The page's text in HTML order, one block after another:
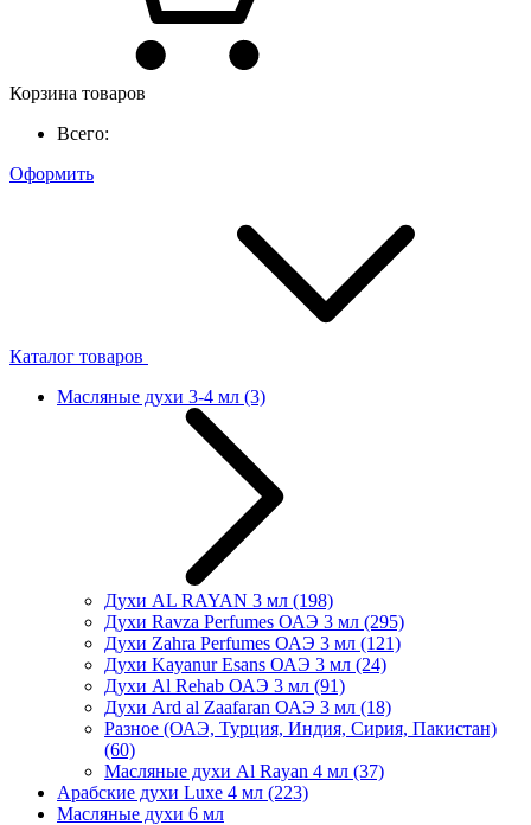
Корзина товаров
Всего:
Оформить
Каталог товаров
Масляные духи 3-4 мл (3)
Духи AL RAYAN 3 мл (198)
Духи Ravza Perfumes ОАЭ 3 мл (295)
Духи Zahra Perfumes ОАЭ 3 мл (121)
Духи Kayanur Esans ОАЭ 3 мл (24)
Духи Al Rehab ОАЭ 3 мл (91)
Духи Ard al Zaafaran ОАЭ 3 мл (18)
Разное (ОАЭ, Турция, Индия, Сирия, Пакистан)
(60)
Масляные духи Al Rayan 4 мл (37)
Арабские духи Luxe 4 мл (223)
Масляные духи 6 мл